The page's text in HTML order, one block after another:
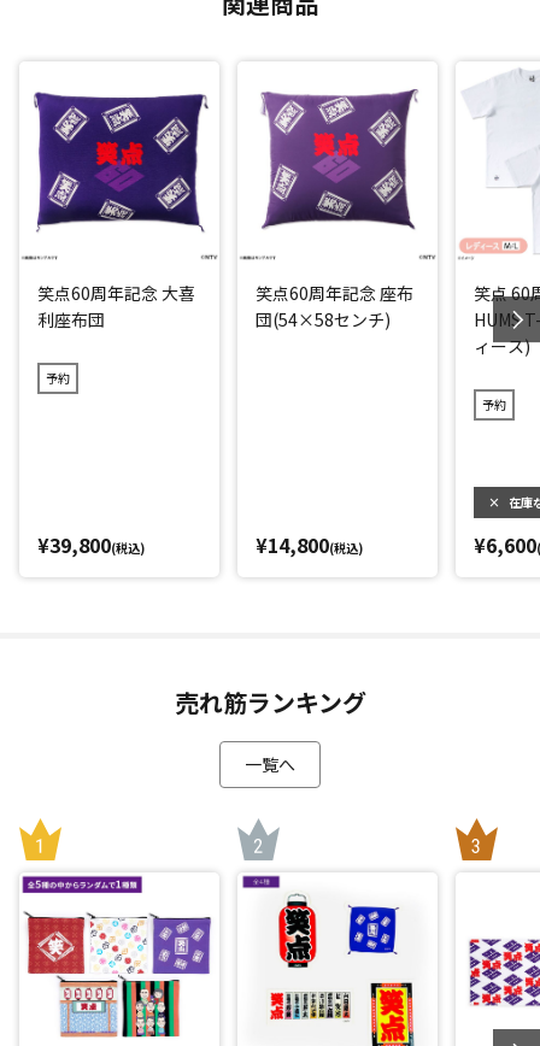
笑点60周年記念 大喜
利座布団
予約
¥39,800(税込)
笑点60周年記念 座布
団(54×58センチ)
¥14,800(税込)
笑点 60
HUMS
ィース)
予約
× 在庫
¥6,600
売れ筋ランキング
一覧へ